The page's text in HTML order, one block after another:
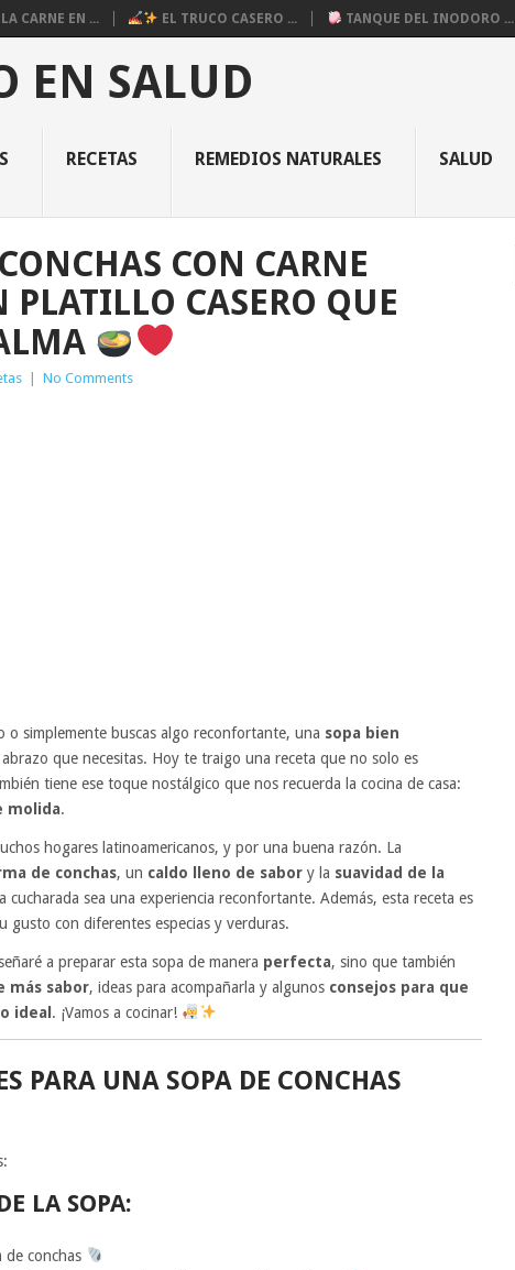
CARNE EN ... EL TRUCO CASERO ... TANQUE DEL INODORO ...
EN SALUD
RECETAS REMEDIOS NATURALES SALUD
CON CARNE
CASERO QUE
| No Comments
o simplemente buscas algo reconfortante, una sopa bien
que necesitas. Hoy te traigo una receta que no solo es
tiene ese toque nostálgico que nos recuerda la cocina de casa:
molida.
hogares latinoamericanos, y por una buena razón. La
de conchas, un caldo lleno de sabor y la suavidad de la
cucharada sea una experiencia reconfortante. Además, esta receta es
gusto con diferentes especias y verduras.
a preparar esta sopa de manera perfecta, sino que también
más sabor, ideas para acompañarla y algunos consejos para que
ideal . ¡Vamos a cocinar!
PARA UNA SOPA DE CONCHAS
LA SOPA:
de conchas